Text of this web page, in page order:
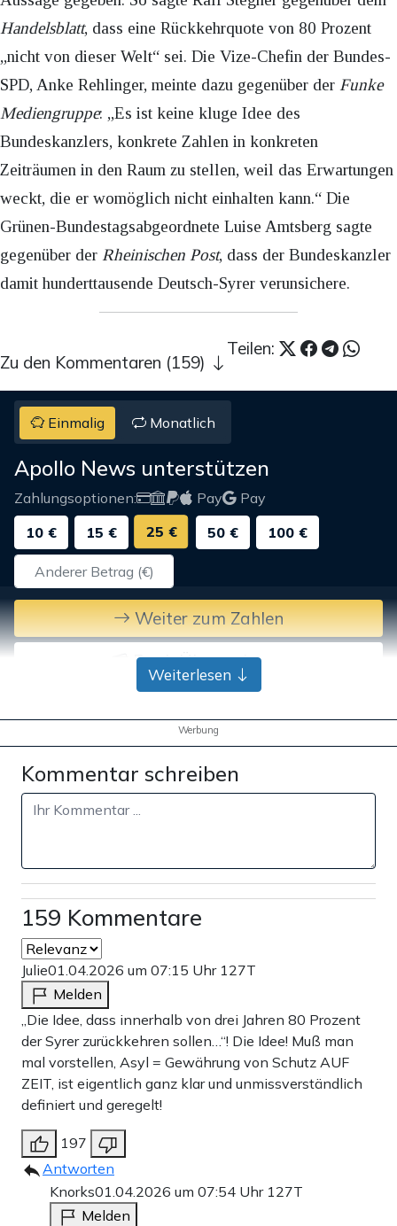
Handelsblatt, dass eine Rückkehrquote von 80 Prozent
„nicht von dieser Welt“ sei. Die Vize-Chefin der Bundes-
SPD, Anke Rehlinger, meinte dazu gegenüber der Funke
Mediengruppe: „Es ist keine kluge Idee des
Bundeskanzlers, konkrete Zahlen in konkreten
Zeiträumen in den Raum zu stellen, weil das Erwartungen
weckt, die er womöglich nicht einhalten kann.“ Die
Grünen-Bundestagsabgeordnete Luise Amtsberg sagte
gegenüber der Rheinischen Post, dass der Bundeskanzler
damit hunderttausende Deutsch-Syrer verunsichere.
Teilen:
Zu den Kommentaren (159)
Einmalig Monatlich
Apollo News unterstützen
Zahlungsoptionen: Pay
Pay
10 €
15 € 25 € 50 € 100 €
Weiter zum Zahlen
Bank-Überweisung
Weiterlesen
Werbung
Kommentar schreiben
159 Kommentare
Julie01.04.2026 um 07:15 Uhr 127T
Melden
„Die Idee, dass innerhalb von drei Jahren 80 Prozent
der Syrer zurückkehren sollen…“! Die Idee! Muß man
mal vorstellen, Asyl = Gewährung von Schutz AUF
ZEIT, ist eigentlich ganz klar und unmissverständlich
definiert und geregelt!
197
Antworten
Knorks01.04.2026 um 07:54 Uhr 127T
Melden